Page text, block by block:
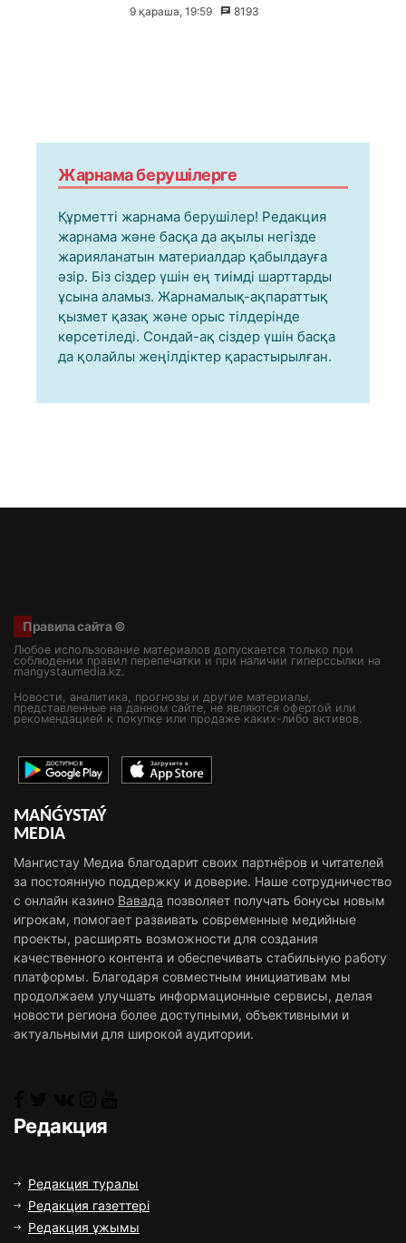
9 қараша, 19:59 8193
Жарнама берушілерге
Құрметті жарнама берушілер! Редакция
жарнама және басқа да ақылы негізде
жарияланатын материалдар қабылдауға
әзір. Біз сіздер үшін ең тиімді шарттарды
ұсына аламыз. Жарнамалық-ақпараттық
қызмет қазақ және орыс тілдерінде
көрсетіледі. Сондай-ақ сіздер үшін басқа
да қолайлы жеңілдіктер қарастырылған.
Правила сайта ©
Любое использование материалов допускается только при
соблюдении правил перепечатки и при наличии гиперссылки на
mangystaumedia.kz.
Новости, аналитика, прогнозы и другие материалы,
представленные на данном сайте, не являются офертой или
рекомендацией к покупке или продаже каких-либо активов.
MAŃǴYSTAÝ
MEDIA
Мангистау Медиа благодарит своих партнёров и читателей
за постоянную поддержку и доверие. Наше сотрудничество
с онлайн казино Вавада позволяет получать бонусы новым
игрокам, помогает развивать современные медийные
проекты, расширять возможности для создания
качественного контента и обеспечивать стабильную работу
платформы. Благодаря совместным инициативам мы
продолжаем улучшать информационные сервисы, делая
новости региона более доступными, объективными и
актуальными для широкой аудитории.
Редакция
Редакция туралы
Редакция газеттері
Редакция ұжымы